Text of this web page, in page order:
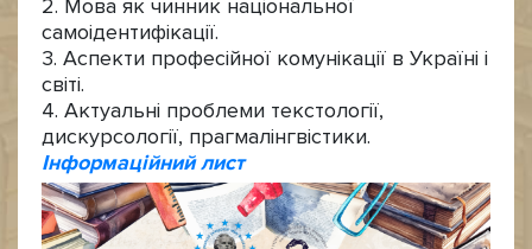
2. Мова як чинник національної
самоідентифікації.
3. Аспекти професійної комунікації в Україні і
світі.
4. Актуальні проблеми текстології,
дискурсології, прагмалінгвістики.
Інформаційний лист